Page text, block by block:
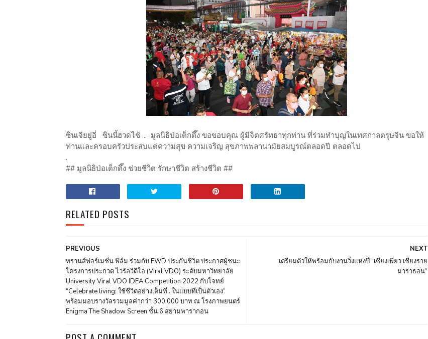
ซินเจียยู่อี่ ซินนี้ฮวดไช้ ... มูลนิธิป่อเต็กตึ๊ง ขอขอบคุณ ผู้มีจิตศรัทธาทุกท่าน ที่ร่วมทำบุญในเทศกาลตรุษจีน ขอให้
ท่านและครอบครัวประสบแต่ความสุข ความเจริญ สุขภาพพลานามัยสมบูรณ์ตลอดปี ตลอดไป
.
## มูลนิธิป่อเต็กตึ๊ง ช่วยชีวิต รักษาชีวิต สร้างชีวิต ##
RELATED POSTS
NEXT
เตรียมตัวให้พร้อมกับงานวิ่งแห่งปี “เซียงเพียว เชียงราย
มาราธอน”
PREVIOUS
ทรานส์ฟอร์เมชั่น ฟิล์ม ร่วมกับ FWD ประกันชีวิต ประกาศผู้ชนะ
โครงการประกวด ไวรัลวิดีโอ (Viral VDO) ระดับมหาวิทยาลัย
University Viral VDO IDEA Competition 2022 กับโจทย์
“Celebrate living: ใช้ชีวิตอย่างเต็มที่…ในแบบที่เป็นตัวเอง”
พร้อมมอบรางวัลรวมมูลค่ากว่า 300,000 บาท ณ โรงภาพยนตร์
Enigma The Shadow Screen ชั้น 6 สยามพารากอน